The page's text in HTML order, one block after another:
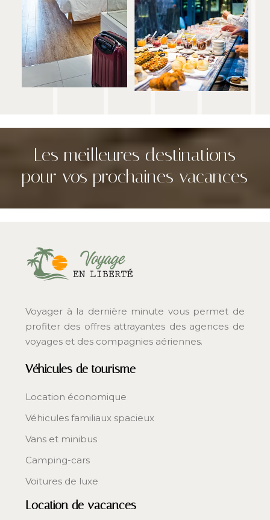
Les meilleures destinations
pour vos prochaines vacances
Voyager à la dernière minute vous permet de
profiter des offres attrayantes des agences de
voyages et des compagnies aériennes.
Véhicules de tourisme
Location économique
Véhicules familiaux spacieux
Vans et minibus
Camping-cars
Voitures de luxe
Location de vacances